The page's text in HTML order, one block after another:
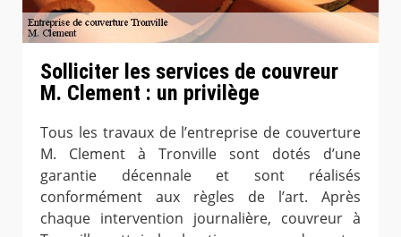
Solliciter les services de couvreur
M. Clement : un privilège
Tous les travaux de l’entreprise de couverture
M. Clement à Tronville sont dotés d’une
garantie décennale et sont réalisés
conformément aux règles de l’art. Après
chaque intervention journalière, couvreur à